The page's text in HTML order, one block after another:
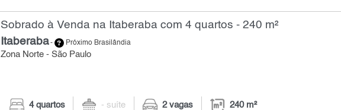
Sobrado à Venda na Itaberaba com 4 quartos - 240 m²
Itaberaba- Próximo Brasilândia
Zona Norte - São Paulo
4 quartos - suíte 2 vagas 240 m²